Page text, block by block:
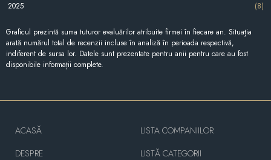
2025
(8)
Graficul prezintă suma tuturor evaluărilor atribuite firmei în fiecare an. Situația
arată numărul total de recenzii incluse în analiză în perioada respectivă,
indiferent de sursa lor. Datele sunt prezentate pentru anii pentru care au fost
disponibile informații complete.
ACASĂ
DESPRE
LISTA COMPANIILOR
LISTĂ CATEGORII